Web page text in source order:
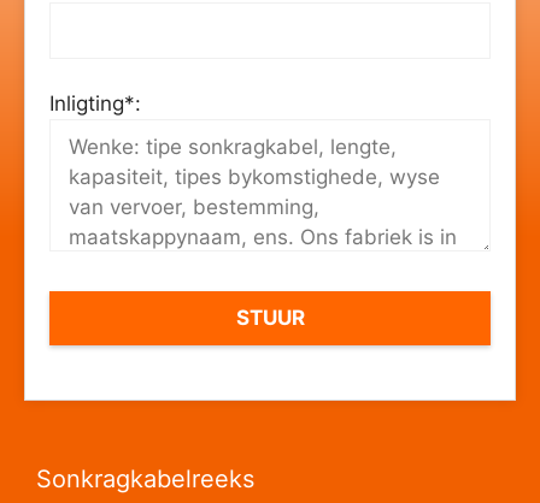
Inligting*:
Sonkragkabelreeks